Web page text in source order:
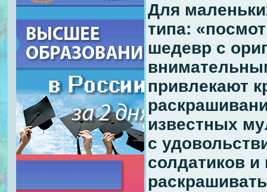
Для
типа:
шедевр с
привлекают
известных
с
солдатиков